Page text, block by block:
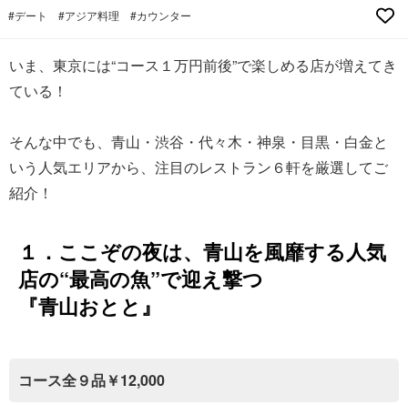
#デート #アジア料理 #カウンター
いま、東京には“コース１万円前後”で楽しめる店が増えてき
ている！
そんな中でも、青山・渋谷・代々木・神泉・目黒・白金と
いう人気エリアから、注目のレストラン６軒を厳選してご
紹介！
１．ここぞの夜は、青山を風靡する人気
店の“最高の魚”で迎え撃つ
『青山おとと』
コース全９品￥12,000